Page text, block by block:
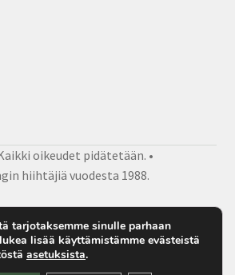
oikeudet pidätetään. •
hiihtäjiä vuodesta 1988.
Facebook Instagram Sähköposti
tarjotaksemme sinulle parhaan
lisää käyttämistämme evästeistä
asetuksista.